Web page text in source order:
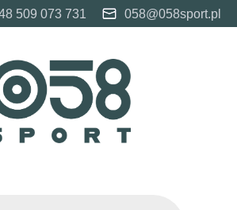
509 073 731 058@058sport.pl